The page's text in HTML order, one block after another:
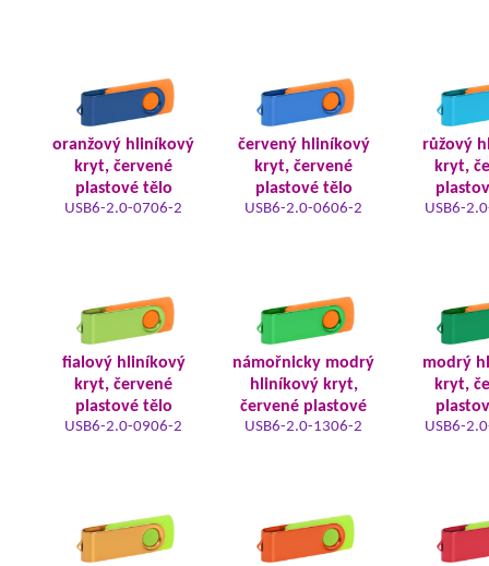
oranžový hliníkový
kryt, červené
plastové tělo
USB6-2.0-0706-2
červený hliníkový
kryt, červené
plastové tělo
USB6-2.0-0606-2
růžový
kryt,
USB6-
fialový hliníkový
kryt, červené
plastové tělo
USB6-2.0-0906-2
námořnicky modrý
hliníkový kryt,
červené plastové
USB6-2.0-1306-2
modrý
kryt,
USB6-